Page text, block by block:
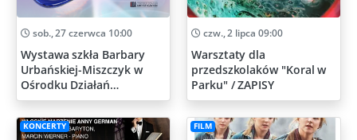
sob., 27 czerwca 10:00
Wystawa szkła Barbary
Urbańskiej-Miszczyk w
Ośrodku Działań
Artystycznych
czw., 2 lipca 09:00
Warsztaty dla
przedszkolaków "Koral w
Parku" / ZAPISY
KONCERTY FILM